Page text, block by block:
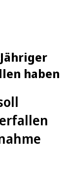
haben